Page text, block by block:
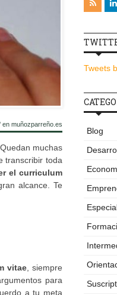
muñozparreño.es
muchas
transcribir toda
el curriculum
alcance. Te
vitae, siempre
para
a tu meta
Tweets
Blog